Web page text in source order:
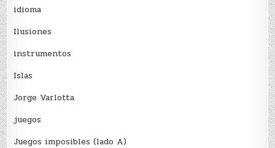
idioma
Ilusiones
instrumentos
Islas
Jorge Varlotta
juegos
Juegos imposibles (lado A)